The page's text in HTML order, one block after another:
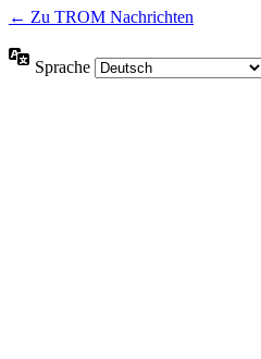
← Zu TROM Nachrichten
Sprache